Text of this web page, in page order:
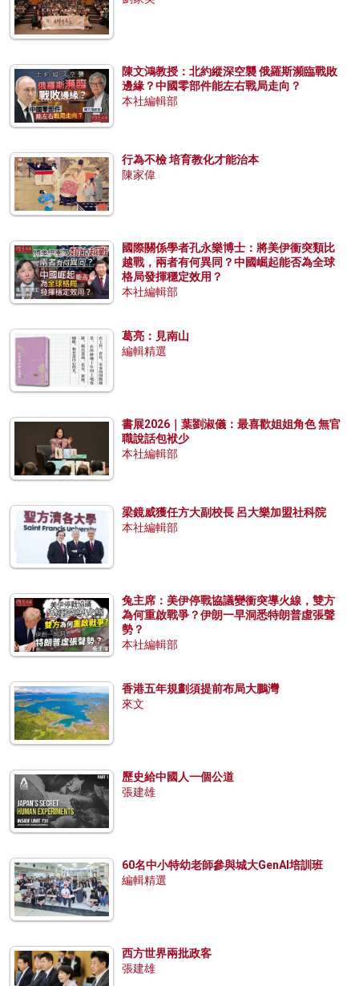
陳文鴻教授：北約縱深空襲 俄羅斯瀕臨戰敗
邊緣？中國零部件能左右戰局走向？
本社編輯部
行為不檢 培育教化才能治本
陳家偉
國際關係學者孔永樂博士：將美伊衝突類比
越戰，兩者有何異同？中國崛起能否為全球
格局發揮穩定效用？
本社編輯部
葛亮：見南山
編輯精選
書展2026｜葉劉淑儀：最喜歡姐姐角色 無官
職說話包袱少
本社編輯部
梁鏡威獲任方大副校長 呂大樂加盟社科院
本社編輯部
兔主席：美伊停戰協議變衝突導火線，雙方
為何重啟戰爭？伊朗一早洞悉特朗普虛張聲
勢？
本社編輯部
香港五年規劃須提前布局大鵬灣
來文
歷史給中國人一個公道
張建雄
60名中小特幼老師參與城大GenAI培訓班
編輯精選
西方世界兩批政客
張建雄